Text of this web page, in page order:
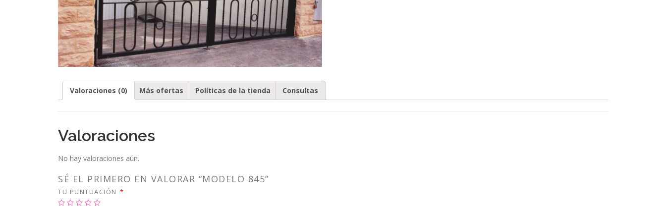
Valoraciones (0) Más ofertas Políticas de la tienda Consultas
Valoraciones
No hay valoraciones aún.
SÉ EL PRIMERO EN VALORAR “MODELO 845”
TU PUNTUACIÓN *